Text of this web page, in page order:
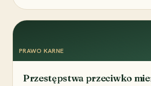
PRAWO KARNE
Przestępstwa przeciwko